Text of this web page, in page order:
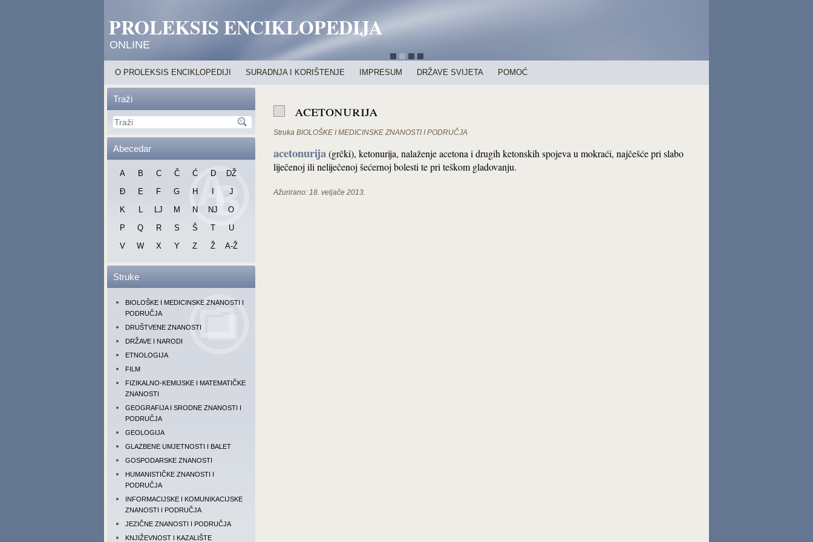
PROLEKSIS ENCIKLOPEDIJA
ONLINE
O PROLEKSIS ENCIKLOPEDIJI SURADNJA I KORIŠTENJE IMPRESUM DRŽAVE SVIJETA POMOĆ
Traži
Abecedar
A B C Č Ć D
DŽ
Đ
E F G H
J
K
L LJ M N NJ
O
P
Q R S Š T
U
V
W X Y Z Ž A-Ž
Struke
BIOLOŠKE I MEDICINSKE ZNANOSTI I
PODRUČJA
DRUŠTVENE ZNANOSTI
DRŽAVE I NARODI
ETNOLOGIJA
FILM
FIZIKALNO-KEMIJSKE I MATEMATIČKE
ZNANOSTI
GEOGRAFIJA I SRODNE ZNANOSTI I
PODRUČJA
GEOLOGIJA
GLAZBENE UMJETNOSTI I BALET
GOSPODARSKE ZNANOSTI
HUMANISTIČKE ZNANOSTI I
PODRUČJA
INFORMACIJSKE I KOMUNIKACIJSKE
ZNANOSTI I PODRUČJA
JEZIČNE ZNANOSTI I PODRUČJA
KNJIŽEVNOST I KAZALIŠTE
acetonurija
Struka BIOLOŠKE I MEDICINSKE ZNANOSTI I PODRUČJA
acetonurija(grčki), ketonurija, nalaženje acetona i drugih ketonskih spojeva u mokraći, najčešće pri slabo
liječenoj ili neliječenoj šećernoj bolesti te pri teškom gladovanju.
Ažurirano: 18. veljače 2013.